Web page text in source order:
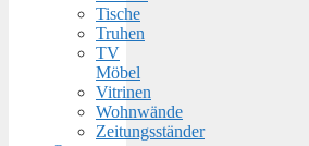
Tische
Truhen
TV
Möbel
Vitrinen
Wohnwände
Zeitungsständer